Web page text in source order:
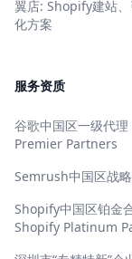
翼店: Shopify建站
化方案
服务资质
谷歌中国区一级代
Premier Partners
Semrush中国区战
Shopify中国区铂金
Shopify Platinum